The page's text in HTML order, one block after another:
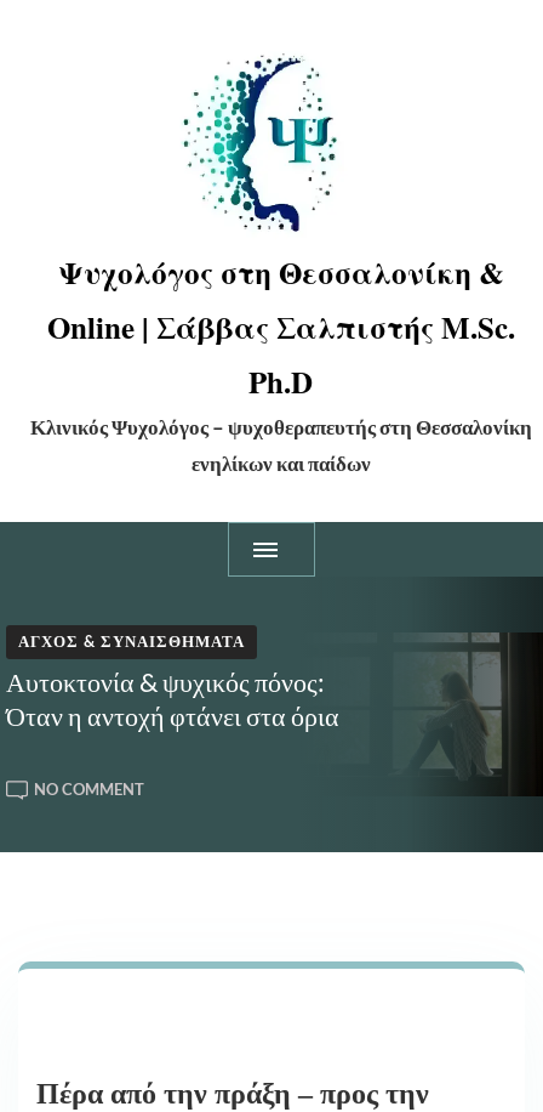
Ψυχολόγος στη Θεσσαλονίκη &
Online | Σάββας Σαλπιστής M.Sc.
Ph.D
Κλινικός Ψυχολόγος – ψυχοθεραπευτής στη Θεσσαλονίκη
ενηλίκων και παίδων
ΆΓΧΟΣ & ΣΥΝΑΙΣΘΉΜΑΤΑ
Αυτοκτονία & ψυχικός πόνος:
Όταν η αντοχή φτάνει στα όρια
NO COMMENTON
Πέρα από την πράξη – προς την